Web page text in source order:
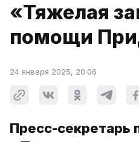
«Тяжелая
помощи
24 января 2025, 20:06
Пресс-секретарь